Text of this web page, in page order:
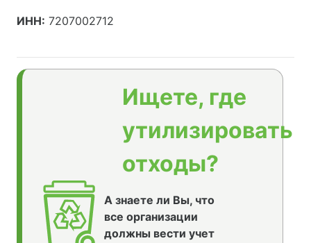
ИНН: 7207002712
Ищете, где
утилизировать
отходы?
А знаете ли Вы, что
все организации
должны вести учет